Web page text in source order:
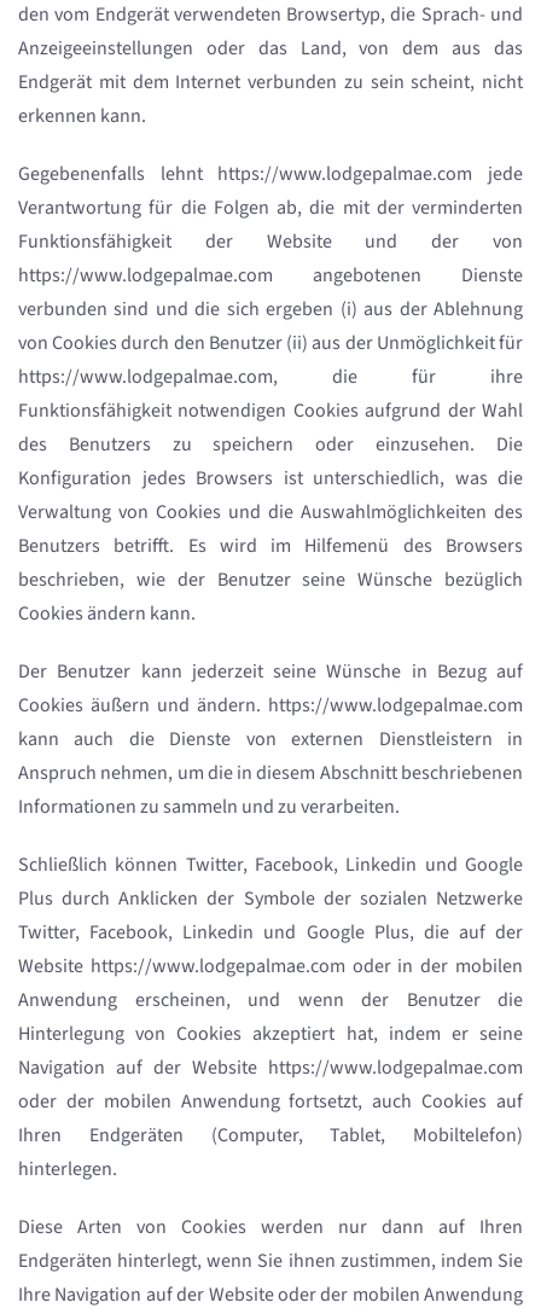
den vom Endgerät verwendeten Browsertyp, die Sprach- und
Anzeigeeinstellungen oder das Land, von dem aus das
Endgerät mit dem Internet verbunden zu sein scheint, nicht
erkennen kann.
Gegebenenfalls lehnt https://www.lodgepalmae.com jede
Verantwortung für die Folgen ab, die mit der verminderten
Funktionsfähigkeit der Website und der von
https://www.lodgepalmae.com angebotenen Dienste
verbunden sind und die sich ergeben (i) aus der Ablehnung
von Cookies durch den Benutzer (ii) aus der Unmöglichkeit für
https://www.lodgepalmae.com, die für ihre
Funktionsfähigkeit notwendigen Cookies aufgrund der Wahl
des Benutzers zu speichern oder einzusehen. Die
Konfiguration jedes Browsers ist unterschiedlich, was die
Verwaltung von Cookies und die Auswahlmöglichkeiten des
Benutzers betrifft. Es wird im Hilfemenü des Browsers
beschrieben, wie der Benutzer seine Wünsche bezüglich
Cookies ändern kann.
Der Benutzer kann jederzeit seine Wünsche in Bezug auf
Cookies äußern und ändern. https://www.lodgepalmae.com
kann auch die Dienste von externen Dienstleistern in
Anspruch nehmen, um die in diesem Abschnitt beschriebenen
Informationen zu sammeln und zu verarbeiten.
Schließlich können Twitter, Facebook, Linkedin und Google
Plus durch Anklicken der Symbole der sozialen Netzwerke
Twitter, Facebook, Linkedin und Google Plus, die auf der
Website https://www.lodgepalmae.com oder in der mobilen
Anwendung erscheinen, und wenn der Benutzer die
Hinterlegung von Cookies akzeptiert hat, indem er seine
Navigation auf der Website https://www.lodgepalmae.com
oder der mobilen Anwendung fortsetzt, auch Cookies auf
Ihren Endgeräten (Computer, Tablet, Mobiltelefon)
hinterlegen.
Diese Arten von Cookies werden nur dann auf Ihren
Endgeräten hinterlegt, wenn Sie ihnen zustimmen, indem Sie
Ihre Navigation auf der Website oder der mobilen Anwendung